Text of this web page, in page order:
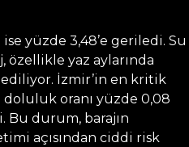
yüzde 3,48’e geriledi. Su
yaz aylarında
İzmir’in en kritik
doluluk oranı yüzde 0,08
durum, barajın
açısından ciddi risk